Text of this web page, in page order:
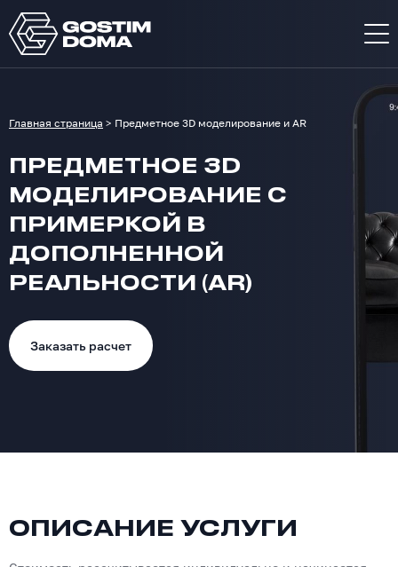
Главная страница > Предметное 3D моделирование и AR
ПРЕДМЕТНОЕ 3D
МОДЕЛИРОВАНИЕ С
ПРИМЕРКОЙ В
ДОПОЛНЕННОЙ
РЕАЛЬНОСТИ (AR)
Заказать расчет
ОПИСАНИЕ УСЛУГИ